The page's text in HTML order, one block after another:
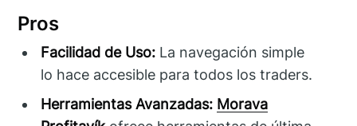
Pros
Facilidad de Uso: La navegación simple
lo hace accesible para todos los traders.
Herramientas Avanzadas: Morava